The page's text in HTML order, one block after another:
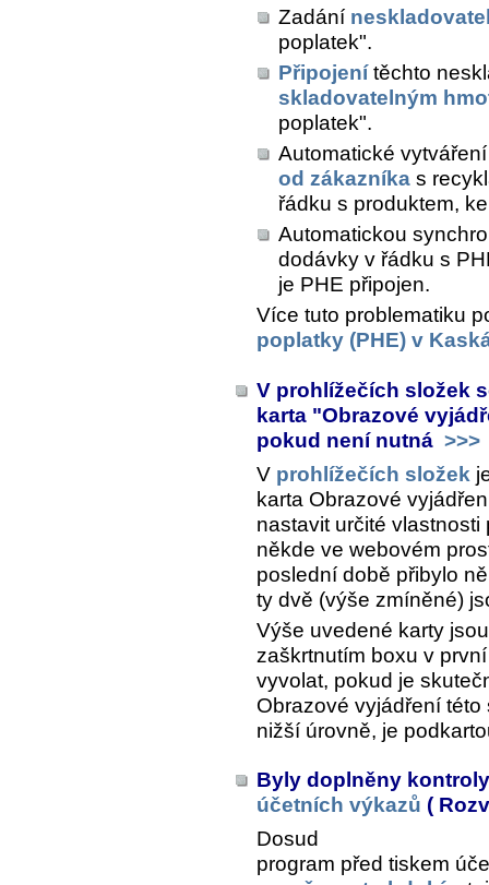
Zadání
poplatek".
Připojenítěchto
skladovatelným
poplatek".
Automatické
od zákazníka s
řádku s produktem,
Automatickou
dodávky v řádku s
je PHE připojen.
Více tuto problematiku
poplatky (PHE) v
V prohlížečích složek
karta "Obrazové
pokud není nutná >>>
V prohlížečích složek
karta Obrazové
nastavit určité
někde ve webovém
poslední době přibylo
ty dvě (výše zmíněné)
Výše uvedené karty
zaškrtnutím boxu v
vyvolat, pokud je
Obrazové vyjádření
nižší úrovně, je
Byly doplněny
účetních výkazů (
Dosud
program před tiskem